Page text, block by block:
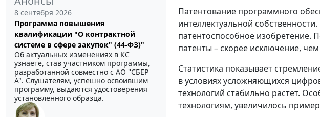
8 сентября 2026
Программа повышения
квалификации "О контрактной
системе в сфере закупок" (44-ФЗ)"
Об актуальных изменениях в КС
узнаете, став участником программы,
разработанной совместно с АО ''СБЕР
А". Слушателям, успешно освоившим
программу, выдаются удостоверения
установленного образца.
Патентование программного
интеллектуальной
патентоспособное
патенты – скорее исключение,
Статистика показывает
в условиях усложняющихся
технологий стабильно растет.
технологиям, увеличилось